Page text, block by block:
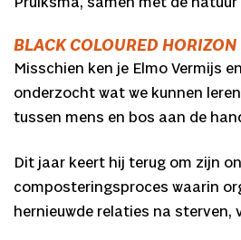
BLACK COLOURED HORIZON
Misschien ken je Elmo Vermijs
onderzocht wat we kunnen
tussen mens en bos aan de
Dit jaar keert hij terug om zijn
composteringsproces waarin
hernieuwde relaties na sterven,